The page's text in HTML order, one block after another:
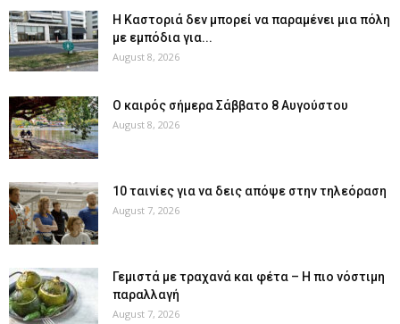
Η Καστοριά δεν μπορεί να παραμένει μια πόλη
με εμπόδια για...
August 8, 2026
Ο καιρός σήμερα Σάββατο 8 Αυγούστου
August 8, 2026
10 ταινίες για να δεις απόψε στην τηλεόραση
August 7, 2026
Γεμιστά με τραχανά και φέτα – Η πιο νόστιμη
παραλλαγή
August 7, 2026